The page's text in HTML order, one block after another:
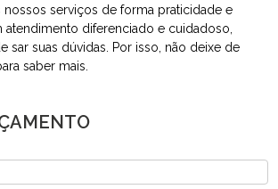
nossos serviços de forma praticidade e
atendimento diferenciado e cuidadoso,
sar suas dúvidas. Por isso, não deixe de
saber mais.